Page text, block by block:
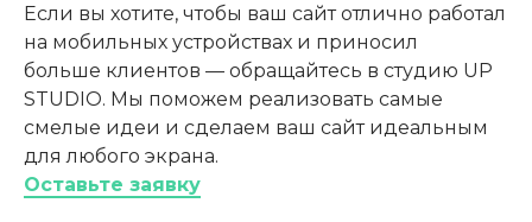
Если вы хотите, чтобы ваш сайт отлично работал
на мобильных устройствах и приносил
больше клиентов — обращайтесь в студию UP
STUDIO. Мы поможем реализовать самые
смелые идеи и сделаем ваш сайт идеальным
для любого экрана.
Оставьте заявку